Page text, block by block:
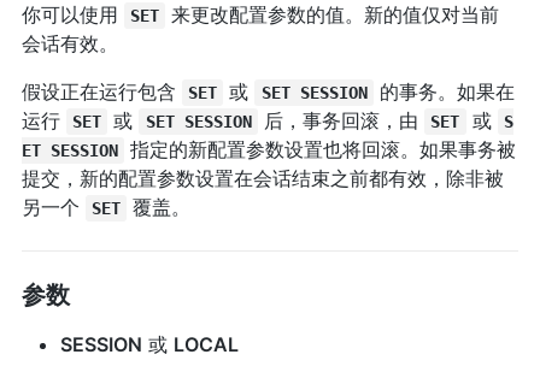
你可以使用 SET
来更改配置参数的值。新的值仅对当前
会话有效。
假设正在运行包含
SET 或 SET SESSION
的事务。如果在
运行
SET 或 SET SESSION 后，事务回滚，由 SET 或
S
ET SESSION
指定的新配置参数设置也将回滚。如果事务被
提交，新的配置参数设置在会话结束之前都有效，除非被
另一个
SET 覆盖。
参数
SESSION 或 LOCAL